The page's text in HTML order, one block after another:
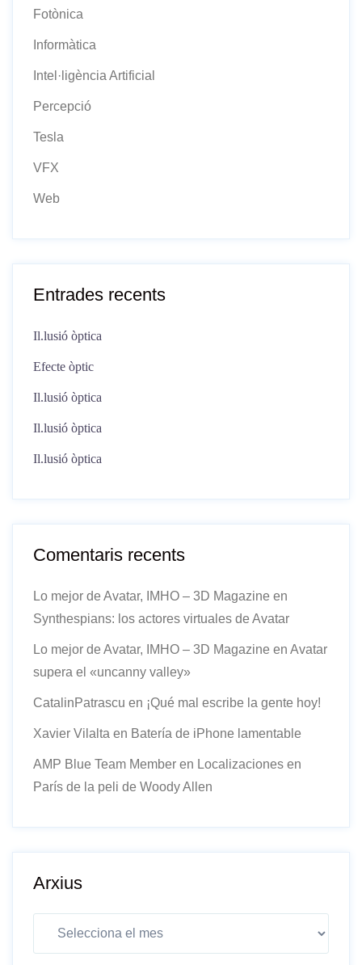
Fotònica
Informàtica
Intel·ligència Artificial
Percepció
Tesla
VFX
Web
Entrades recents
Il.lusió òptica
Efecte òptic
Il.lusió òptica
Il.lusió òptica
Il.lusió òptica
Comentaris recents
Lo mejor de Avatar, IMHO – 3D Magazine en
Synthespians: los actores virtuales de Avatar
Lo mejor de Avatar, IMHO – 3D Magazine en Avatar
supera el «uncanny valley»
CatalinPatrascu en ¡Qué mal escribe la gente hoy!
Xavier Vilalta en Batería de iPhone lamentable
AMP Blue Team Member en Localizaciones en
París de la peli de Woody Allen
Arxius